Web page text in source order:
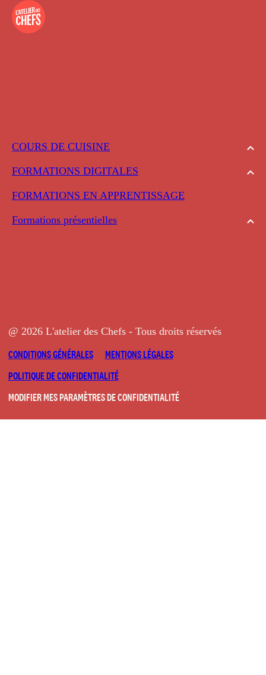
COURS DE CUISINE
FORMATIONS DIGITALES
FORMATIONS EN APPRENTISSAGE
Formations présentielles
@ 2026 L'atelier des Chefs - Tous droits réservés
CONDITIONS GÉNÉRALES
MENTIONS LÉGALES
POLITIQUE DE CONFIDENTIALITÉ
MODIFIER MES PARAMÈTRES DE CONFIDENTIALITÉ